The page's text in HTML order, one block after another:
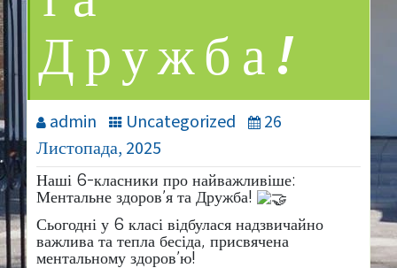
Дружба!
admin Uncategorized
26
Листопада, 2025
Наші 6-класники про найважливіше:
Ментальне здоров’я та Дружба!
​Сьогодні у 6 класі відбулася надзвичайно
важлива та тепла бесіда, присвячена
ментальному здоров’ю!